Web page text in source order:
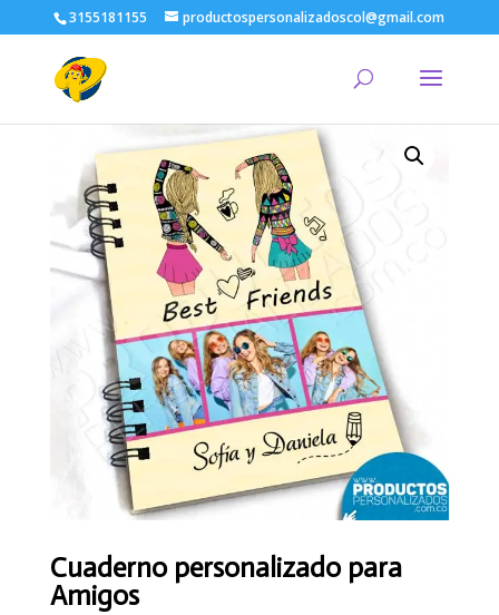
3155181155 productospersonalizadoscol@gmail.com
Cuaderno personalizado para
Amigos